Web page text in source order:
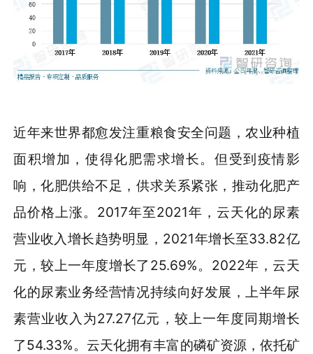
近年来世界都愈发注重粮食安全问题，农业种植
面积增加，使得化肥需求增长。但受到疫情影
响，化肥供给不足，供求关系紧张，推动化肥产
品价格上涨。2017年至2021年，云天化的尿素
营业收入增长趋势明显，2021年增长至33.82亿
元，较上一年度增长了25.69%。2022年，云天
化的尿素业务经营情况持续向好发展，上半年尿
素营业收入为27.27亿元，较上一年度同期增长
了54.33%。云天化拥有丰富的磷矿资源，依托矿